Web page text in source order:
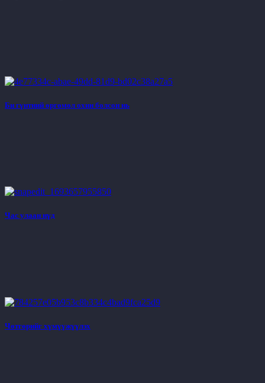
Би гүнтний өргөмөл охин болсон нь
Час улаан нүд
Чөтгөрийг хүмүүжүүлэх